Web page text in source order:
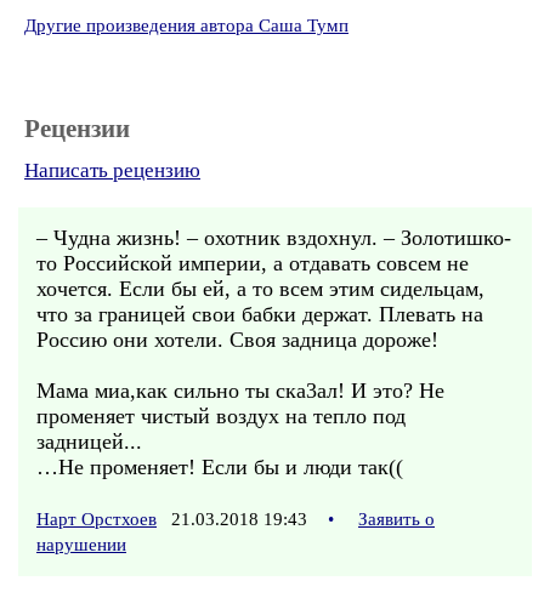
Другие произведения автора Саша Тумп
Рецензии
Написать рецензию
– Чудна жизнь! – охотник вздохнул. – Золотишко-
то Российской империи, а отдавать совсем не
хочется. Если бы ей, а то всем этим сидельцам,
что за границей свои бабки держат. Плевать на
Россию они хотели. Своя задница дороже!
Мама миа,как сильно ты ска3ал! И это? Не
променяет чистый воздух на тепло под
задницей...
…Не променяет! Если бы и люди так((
Нарт Орстхоев 21.03.2018 19:43 •
Заявить о
нарушении